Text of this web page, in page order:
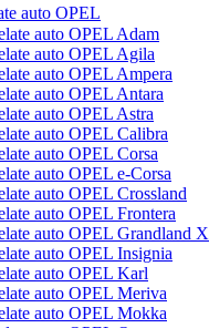
auto OPEL
auto OPEL Adam
auto OPEL Agila
auto OPEL Ampera
auto OPEL Antara
auto OPEL Astra
auto OPEL Calibra
auto OPEL Corsa
auto OPEL e-Corsa
auto OPEL Crossland
auto OPEL Frontera
auto OPEL Grandland X
auto OPEL Insignia
auto OPEL Karl
auto OPEL Meriva
auto OPEL Mokka